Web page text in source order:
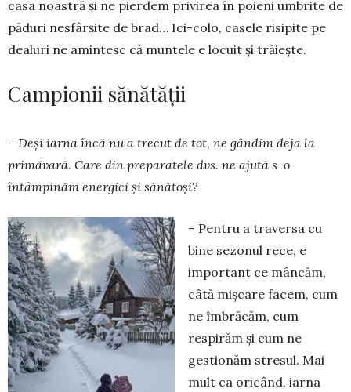
casa noastră și ne pierdem privirea în poieni umbrite de
păduri nesfârșite de brad… Ici-colo, casele risipite pe
dealuri ne amintesc că muntele e locuit și trăiește.
Campionii sănătății
– Deși iarna încă nu a trecut de tot, ne gândim deja la
primăvară. Care din preparatele dvs. ne ajută s-o
întâmpinăm energici și sănătoși?
– Pentru a traversa cu
bine sezonul rece, e
important ce mâncăm,
câtă mișcare facem, cum
ne îmbrăcăm, cum
respirăm și cum ne
gestionăm stresul. Mai
mult ca oricând, iarna